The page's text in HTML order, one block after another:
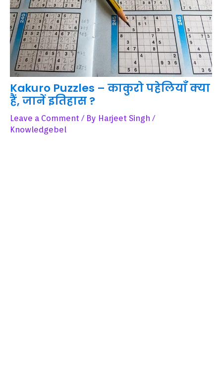
Kakuro Puzzles – काकुरो पहेलियाँ क्या
हैं, जानें इतिहास ?
Leave a Comment / By Harjeet Singh /
Knowledgebel